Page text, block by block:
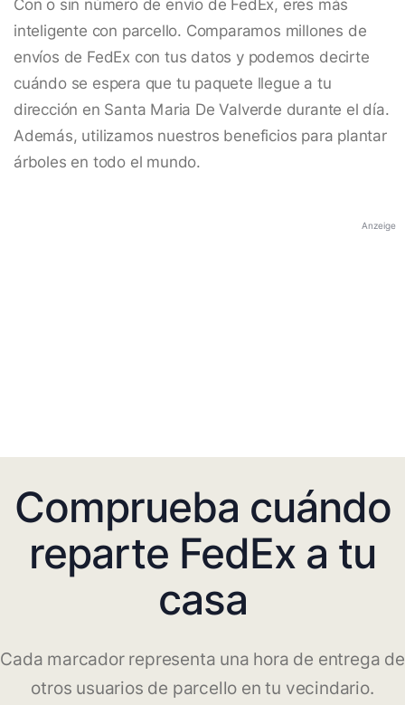
Con o sin número de envío de FedEx, eres más
inteligente con parcello. Comparamos millones de
envíos de FedEx con tus datos y podemos decirte
cuándo se espera que tu paquete llegue a tu
dirección en Santa Maria De Valverde durante el día.
Además, utilizamos nuestros beneficios para plantar
árboles en todo el mundo.
Anzeige
Comprueba cuándo
reparte FedEx a tu
casa
Cada marcador representa una hora de entrega de
otros usuarios de parcello en tu vecindario.